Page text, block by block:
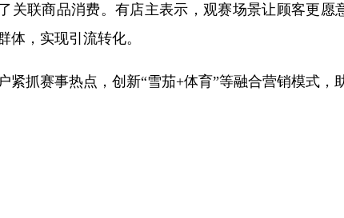
联商品消费。有店主表示，观赛场景让顾客更愿
，实现引流转化。
抓赛事热点，创新“雪茄+体育”等融合营销模式，